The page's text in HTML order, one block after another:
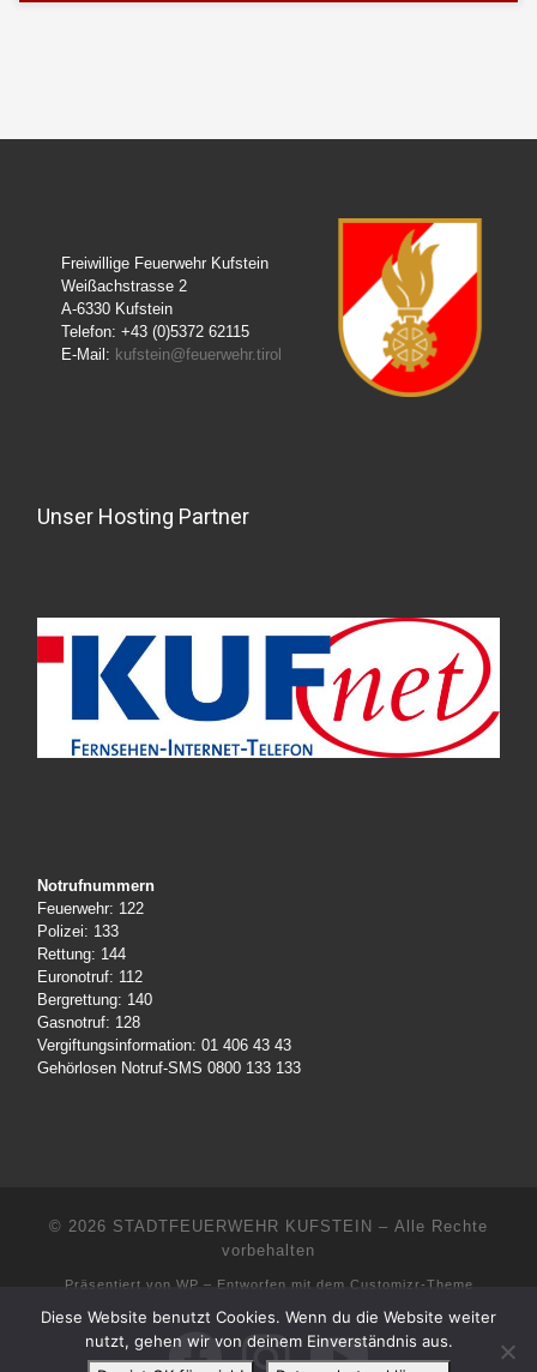
Freiwillige Feuerwehr Kufstein
Weißachstrasse 2
A-6330 Kufstein
Telefon: +43 (0)5372 62115
E-Mail: kufstein@feuerwehr.tirol
Unser Hosting Partner
Notrufnummern
Feuerwehr: 122
Polizei: 133
Rettung: 144
Euronotruf: 112
Bergrettung: 140
Gasnotruf: 128
Vergiftungsinformation: 01 406 43 43
Gehörlosen Notruf-SMS 0800 133 133
© 2026 STADTFEUERWEHR KUFSTEIN – Alle Rechte
vorbehalten
Präsentiert von WP – Entworfen mit dem Customizr-Theme
Diese Website benutzt Cookies. Wenn du die Website weiter
nutzt, gehen wir von deinem Einverständnis aus.